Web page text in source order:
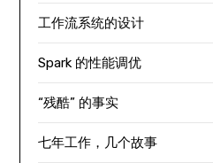
工作流系统的设计
Spark 的性能调优
“残酷” 的事实
七年工作，几个故事